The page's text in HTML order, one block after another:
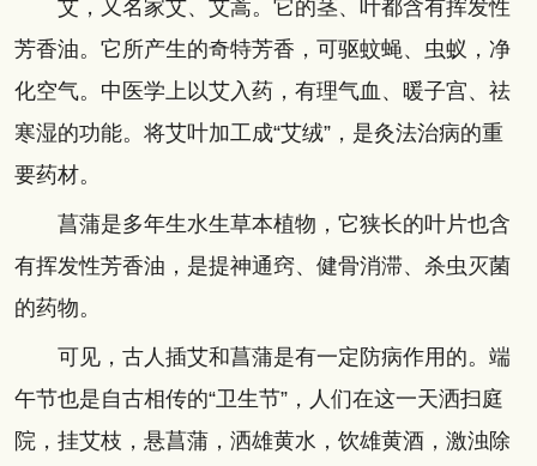
艾，又名家艾、艾蒿。它的茎、叶都含有挥发性
芳香油。它所产生的奇特芳香，可驱蚊蝇、虫蚁，净
化空气。中医学上以艾入药，有理气血、暖子宫、祛
寒湿的功能。将艾叶加工成“艾绒”，是灸法治病的重
要药材。
菖蒲是多年生水生草本植物，它狭长的叶片也含
有挥发性芳香油，是提神通窍、健骨消滞、杀虫灭菌
的药物。
可见，古人插艾和菖蒲是有一定防病作用的。端
午节也是自古相传的“卫生节”，人们在这一天洒扫庭
院，挂艾枝，悬菖蒲，洒雄黄水，饮雄黄酒，激浊除